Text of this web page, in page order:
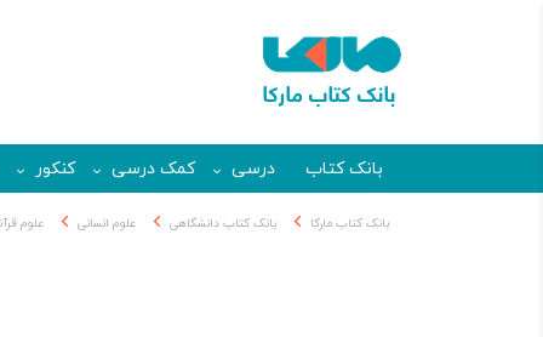
بانک کتاب درسی کمک درسی کنکور
بانک کتاب مارکا بانک کتاب دانشگاهی علوم انسانی علوم